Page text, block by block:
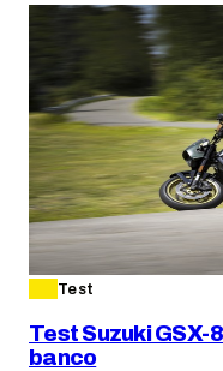
Test
Test Suzuki
banco